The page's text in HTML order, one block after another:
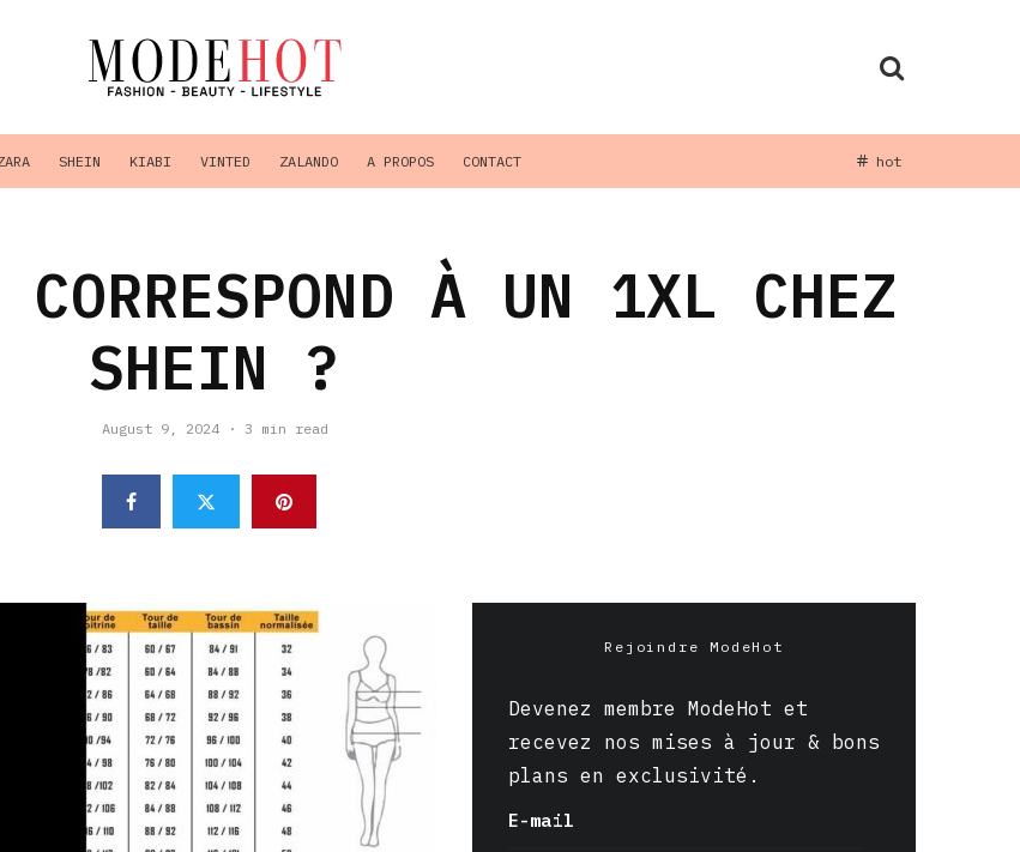
SHEIN KIABI VINTED ZALANDO A PROPOS CONTACT hot
À UN 1XL CHEZ
SHEIN ?
August 9, 2024 · 3 min read
Rejoindre ModeHot
Devenez membre ModeHot et
recevez nos mises à jour & bons
plans en exclusivité.
E-mail